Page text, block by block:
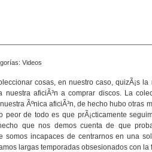
Videos
cosas, en nuestro caso, quizÃ¡s la
aficiÃ³n a comprar discos. La
Ãºnica aficiÃ³n, de hecho hubo otras
de todo es que prÃ¡cticamente
que nos demos cuenta de que
somos incapaces de centrarnos en una
largas temporadas obsesionados con la